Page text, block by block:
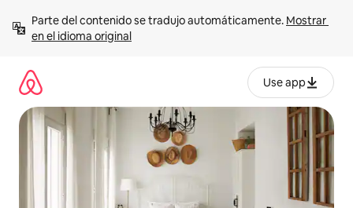
contenido
Parte del contenido se tradujo automáticamente. Mostrar
en el idioma original
Use app